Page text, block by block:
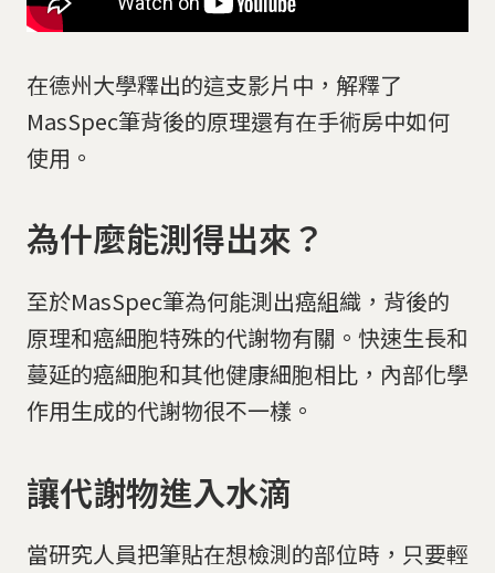
在德州大學釋出的這支影片中，解釋了
MasSpec筆背後的原理還有在手術房中如何
使用。
為什麼能測得出來？
至於MasSpec筆為何能測出癌組織，背後的
原理和癌細胞特殊的代謝物有關。快速生長和
蔓延的癌細胞和其他健康細胞相比，內部化學
作用生成的代謝物很不一樣。
讓代謝物進入水滴
當研究人員把筆貼在想檢測的部位時，只要輕